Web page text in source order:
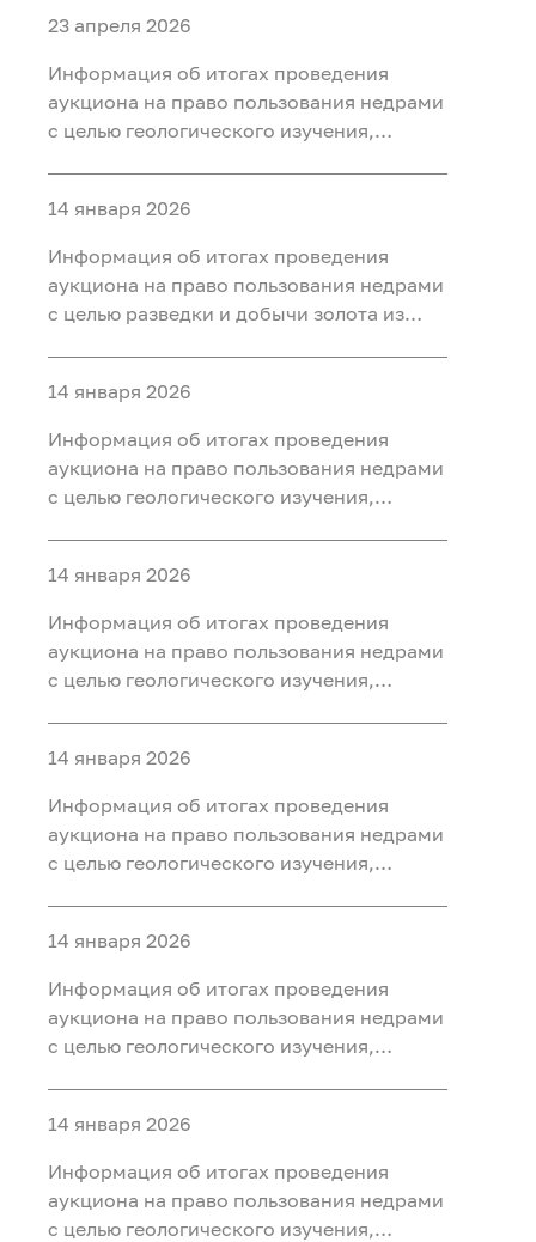
23 апреля 2026
Информация об итогах проведения
аукциона на право пользования недрами
с целью геологического изучения,
«Тарховский», расположенного на
территории Ханты-Мансийского района
Ханты-Мансийского автономного округа
- Югры
14 января 2026
Информация об итогах проведения
аукциона на право пользования недрами
с целью разведки и добычи золота из
недр «Мостовка р.» в Свердловской
области
14 января 2026
Информация об итогах проведения
аукциона на право пользования недрами
с целью геологического изучения,
«Юильский 5», расположенного на
территории Белоярского района Ханты-
Мансийского автономного округа - Югры
14 января 2026
Информация об итогах проведения
аукциона на право пользования недрами
с целью геологического изучения,
участке недр «Радомский»,
расположенного на территории
Октябрьского района Ханты-
Мансийского автономного округа - Югры
14 января 2026
Информация об итогах проведения
аукциона на право пользования недрами
с целью геологического изучения,
«Сергинский 9», расположенного на
территории Белоярского района Ханты-
Мансийского автономного округа - Югры
14 января 2026
Информация об итогах проведения
аукциона на право пользования недрами
с целью геологического изучения,
«Западно-Нятлонгский»,
расположенного на территории
Сургутского района Ханты-Мансийского
автономного округа - Югры
14 января 2026
Информация об итогах проведения
аукциона на право пользования недрами
с целью геологического изучения,